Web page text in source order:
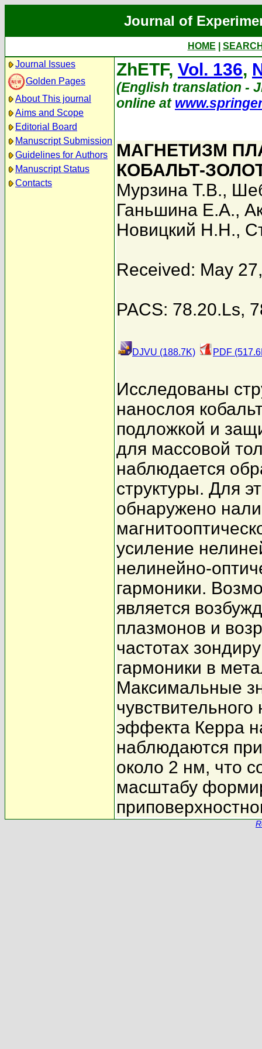
Journal of
HOME
Journal Issues
Golden Pages
About This journal
Aims and Scope
Editorial Board
Manuscript Submission
Guidelines for Authors
Manuscript Status
Contacts
ZhETF, Vol. 136,
(English translation -
online at
МАГНЕТИЗМ
КОБАЛЬТ-
Мурзина Т.В.,
Ганьшина Е.А.,
Новицкий Н.Н.,
Received: May
PACS: 78.20.Ls,
DJVU (188.7K) PDF
Исследованы
нанослоя
подложкой и
для массовой
наблюдается
структуры. Для
обнаружено
усиление
нелинейно-
гармоники.
является
плазмонов и
частотах
гармоники в
Максимальные
эффекта Керра
наблюдаются
около 2 нм, что
масштабу